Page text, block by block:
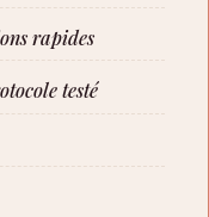
rapides
testé